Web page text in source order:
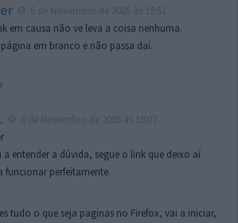
em causa não ve leva a coisa nenhuma.
em branco e não passa daí.
a entender a dúvida, segue o link que deixo aí
funcionar perfeitamente.
tudo o que seja paginas no Firefox, vai a iniciar,